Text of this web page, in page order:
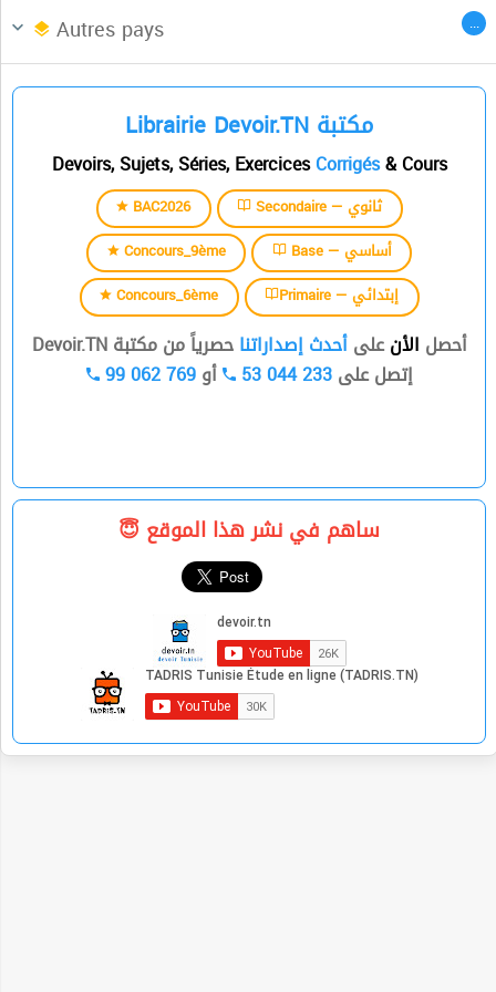
السنة الثالثة
السنة الرابعة
السنة الخامسة
السنة السادسة
Autres pays ...
Afrique du Nord
Librairie Devoir.TN مكتبة
Devoirs, Sujets, Séries, ExercicesCorrigés& Cours
BAC2026
Secondaire — ثانوي
Concours_9ème
Base — أساسي
Concours_6ème
Primaire — إبتدائي
أحصل الأنعلىأحدث إصداراتناحصرياً من مكتبة Devoir.TN
إتصل على53 044 233 أو99 062 769
ساهم في نشر هذا الموقع 😇